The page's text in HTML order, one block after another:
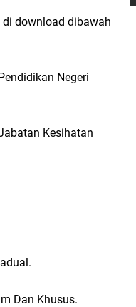
download dibawah
Negeri
Kesihatan
Dan Khusus.